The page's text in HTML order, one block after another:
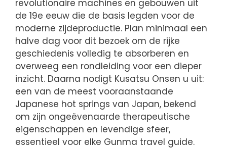
revolutionaire machines en gebouwen uit
de 19e eeuw die de basis legden voor de
moderne zijdeproductie. Plan minimaal een
halve dag voor dit bezoek om de rijke
geschiedenis volledig te absorberen en
overweeg een rondleiding voor een dieper
inzicht. Daarna nodigt Kusatsu Onsen u uit:
een van de meest vooraanstaande
Japanese hot springs van Japan, bekend
om zijn ongeëvenaarde therapeutische
eigenschappen en levendige sfeer,
essentieel voor elke Gunma travel guide.